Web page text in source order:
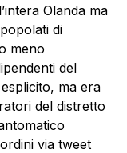
Olanda ma
di
meno
del
ma era
del distretto
via tweet